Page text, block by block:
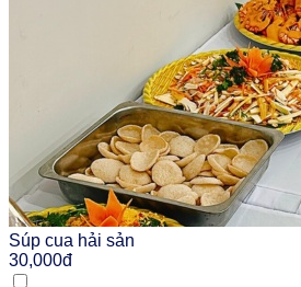
Súp cua hải sản
30,000đ